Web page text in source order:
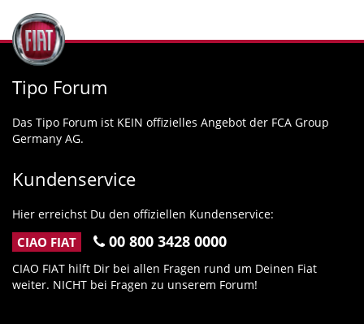
Tipo Forum
Das Tipo Forum ist KEIN offizielles Angebot der FCA Group
Germany AG.
Kundenservice
Hier erreichst Du den offiziellen Kundenservice:
CIAO FIAT 00 800 3428 0000
CIAO FIAT hilft Dir bei allen Fragen rund um Deinen Fiat
weiter. NICHT bei Fragen zu unserem Forum!